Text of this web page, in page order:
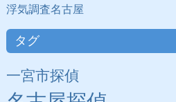
浮気調査名古屋
タグ
一宮市探偵